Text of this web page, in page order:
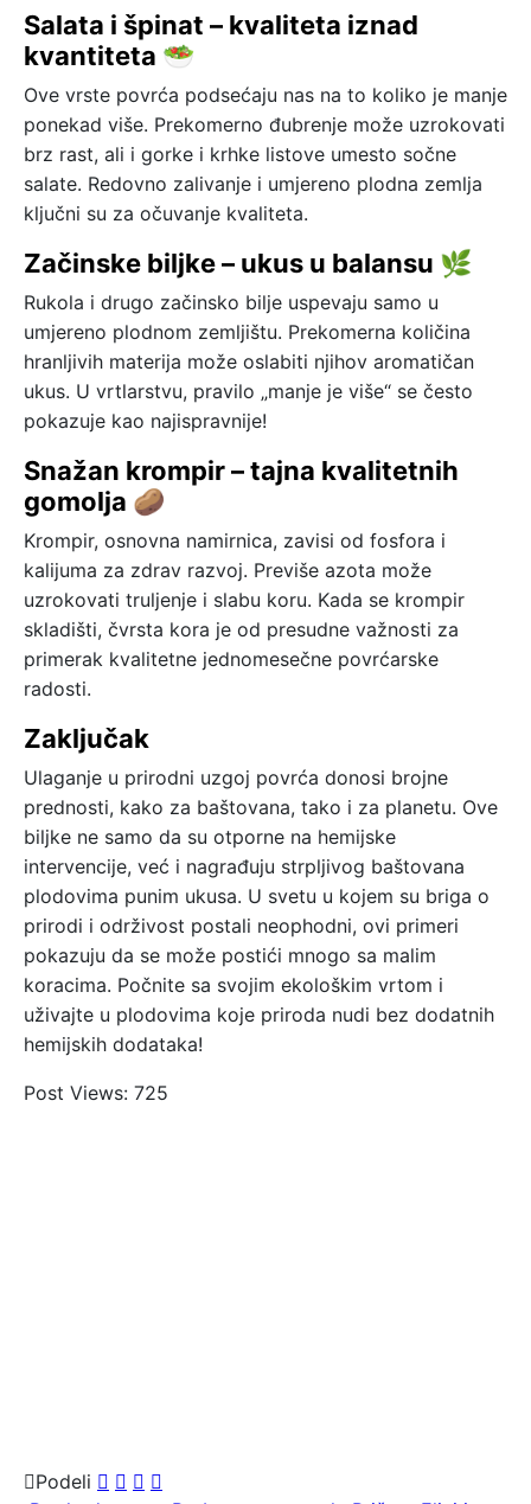
Salata i špinat – kvaliteta iznad
kvantiteta 🥗
Ove vrste povrća podsećaju nas na to koliko je manje
ponekad više. Prekomerno đubrenje može uzrokovati
brz rast, ali i gorke i krhke listove umesto sočne
salate. Redovno zalivanje i umjereno plodna zemlja
ključni su za očuvanje kvaliteta.
Začinske biljke – ukus u balansu 🌿
Rukola i drugo začinsko bilje uspevaju samo u
umjereno plodnom zemljištu. Prekomerna količina
hranljivih materija može oslabiti njihov aromatičan
ukus. U vrtlarstvu, pravilo „manje je više“ se često
pokazuje kao najispravnije!
Snažan krompir – tajna kvalitetnih
gomolja 🥔
Krompir, osnovna namirnica, zavisi od fosfora i
kalijuma za zdrav razvoj. Previše azota može
uzrokovati truljenje i slabu koru. Kada se krompir
skladišti, čvrsta kora je od presudne važnosti za
primerak kvalitetne jednomesečne povrćarske
radosti.
Zaključak
Ulaganje u prirodni uzgoj povrća donosi brojne
prednosti, kako za baštovana, tako i za planetu. Ove
biljke ne samo da su otporne na hemijske
intervencije, već i nagrađuju strpljivog baštovana
plodovima punim ukusa. U svetu u kojem su briga o
prirodi i održivost postali neophodni, ovi primeri
pokazuju da se može postići mnogo sa malim
koracima. Počnite sa svojim ekološkim vrtom i
uživajte u plodovima koje priroda nudi bez dodatnih
hemijskih dodataka!
Post Views: 725
Podeli